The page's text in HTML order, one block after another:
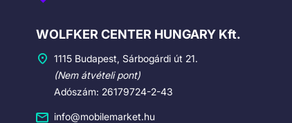
Cégadatok
WOLFKER CENTER HUNGARY Kft.
1115 Budapest, Sárbogárdi út 21.
(Nem átvételi pont)
Adószám: 26179724-2-43
info@mobilemarket.hu